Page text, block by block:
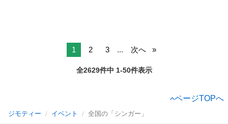
1 2 3 ... 次へ
全2629件中 1-50件表示
ページTOPへ
ジモティー イベント 全国の「シンガー」